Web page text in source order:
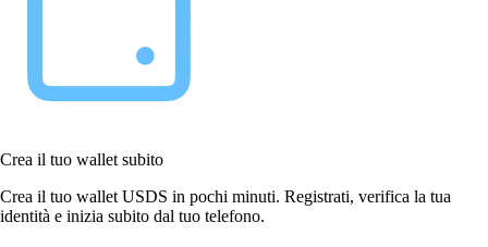
Crea il tuo wallet subito
Crea il tuo wallet USDS in pochi minuti. Registrati, verifica la tua
identità e inizia subito dal tuo telefono.